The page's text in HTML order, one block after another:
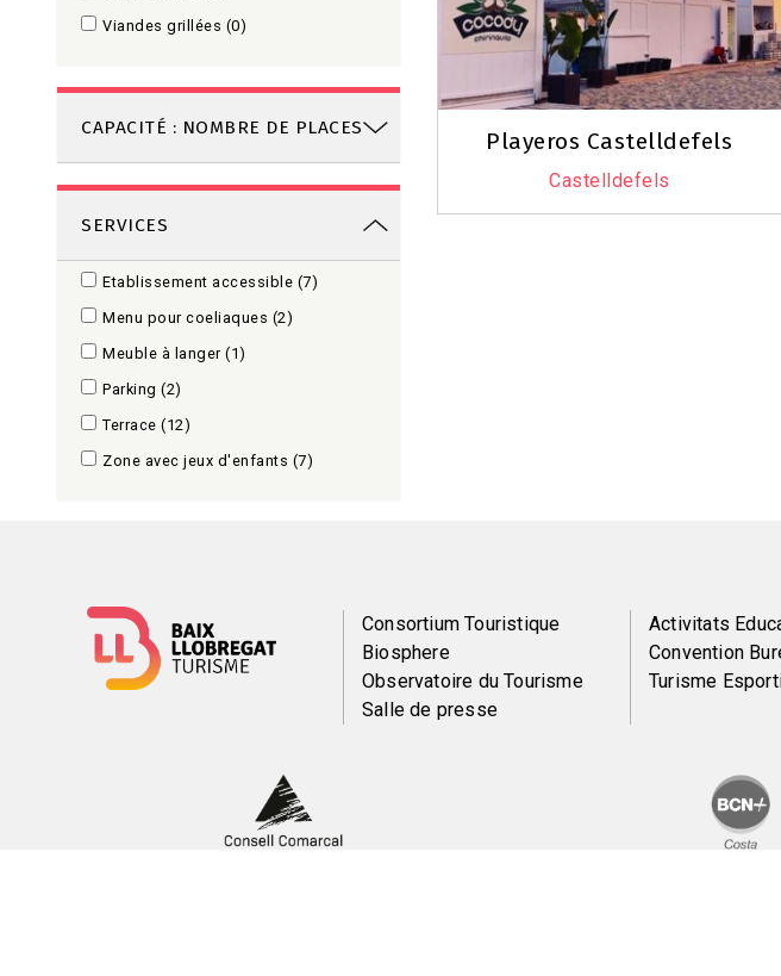
Playeros Castelldefels
Castelldefels
Viandes grillées (0)
CAPACITÉ : NOMBRE DE PLACES
SERVICES
Etablissement accessible (7)
Menu pour coeliaques (2)
Meuble à langer (1)
Parking (2)
Terrace (12)
Zone avec jeux d'enfants (7)
Menú
del
Consortium Touristique
Biosphere
Observatoire du Tourisme
Salle de presse
Peu
de
Activitats
Convention
Turisme